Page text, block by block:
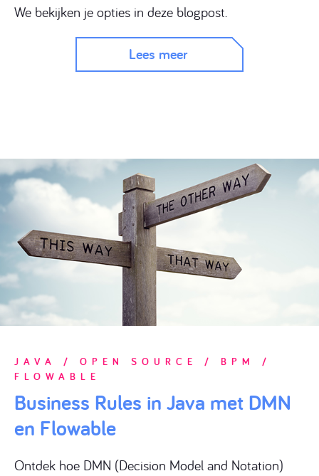
We bekijken je opties in deze blogpost.
Lees meer
JAVA / OPEN SOURCE / BPM
/
FLOWABLE
Business Rules in Java met DMN
en Flowable
Ontdek hoe DMN (Decision Model and Notation)